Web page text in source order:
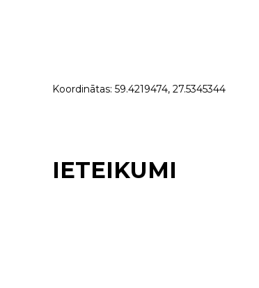
Koordinātas: 59.4219474, 27.5345344
IETEIKUMI